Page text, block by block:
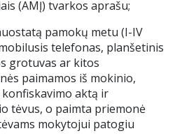
(AMĮ) tvarkos aprašu;
pamokų metu (I-IV
telefonas, planšetinis
grotuvas ar kitos
paimamos iš mokinio,
aktą ir
tėvus, o paimta priemonė
mokytojui patogiu